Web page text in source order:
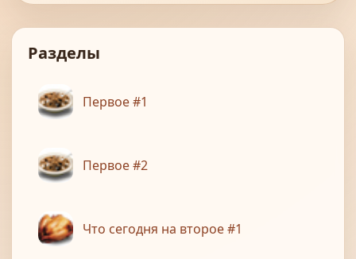
Разделы
Первое #1
Первое #2
Что сегодня на второе #1